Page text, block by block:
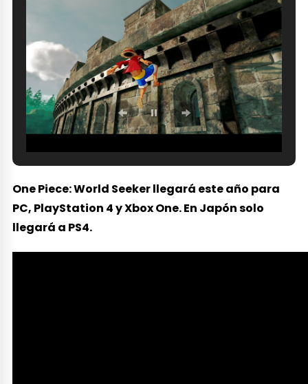
One Piece: World Seeker llegará este año para
PC, PlayStation 4 y Xbox One. En Japón solo
llegará a PS4.